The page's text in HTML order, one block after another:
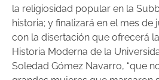
la religiosidad popular en la
historia; y finalizará en el mes de
con la disertación que ofrecerá
Historia Moderna de la
Soledad Gómez Navarro, “que